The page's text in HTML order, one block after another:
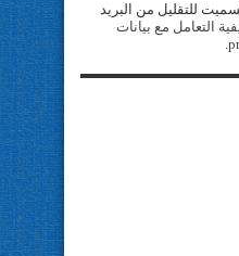
للتقليل من البريد
التعامل مع بيانات
.